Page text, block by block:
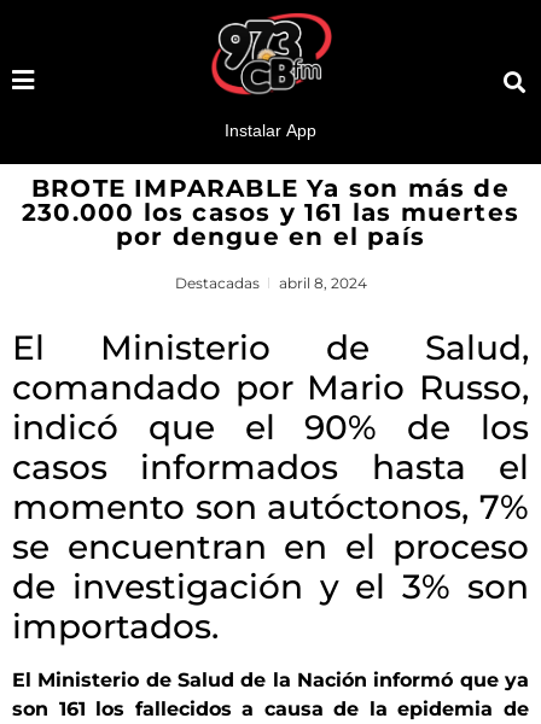
BROTE IMPARABLE Ya son más de
230.000 los casos y 161 las muertes
por dengue en el país
Destacadas abril 8, 2024
El Ministerio de Salud,
comandado por Mario Russo,
indicó que el 90% de los
casos informados hasta el
momento son autóctonos, 7%
se encuentran en el proceso
de investigación y el 3% son
importados.
El Ministerio de Salud de la Nación informó que ya
son 161 los fallecidos a causa de la epidemia de